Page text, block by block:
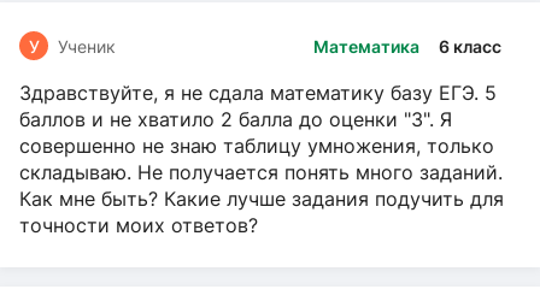
Математика 6 класс
У Ученик
Здравствуйте, я не сдала математику базу ЕГЭ. 5
баллов и не хватило 2 балла до оценки "3". Я
совершенно не знаю таблицу умножения, только
складываю. Не получается понять много заданий.
Как мне быть? Какие лучше задания подучить для
точности моих ответов?